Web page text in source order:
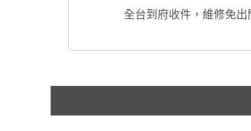
全台到府收件，維修免出